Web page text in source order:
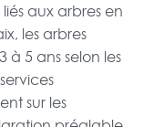
aux arbres en
les arbres
à 5 ans selon les
sur les